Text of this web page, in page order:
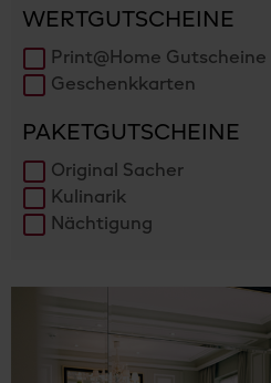
WERTGUTSCHEINE
Print@Home Gutscheine
Geschenkkarten
PAKETGUTSCHEINE
Original Sacher
Kulinarik
Nächtigung